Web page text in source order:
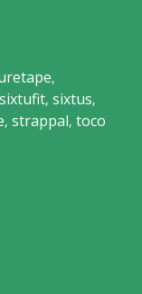
,
sixtufit, sixtus,
, strappal, toco